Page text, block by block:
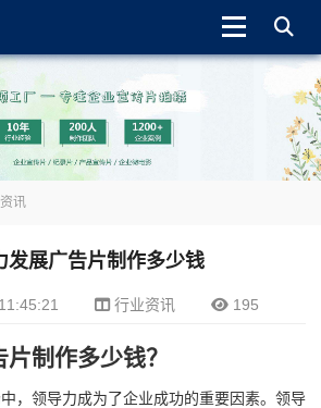
讯
发展广告片制作多少钱
行业资讯 195
制作多少钱？
，领导力成为了企业成功的重要因素。领导